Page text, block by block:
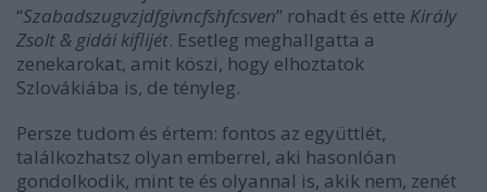
“Szabadszugvzjdfgivncfshfcsven” rohadt és ette Király
Zsolt & gidái kiflijét. Esetleg meghallgatta a
zenekarokat, amit köszi, hogy elhoztatok
Szlovákiába is, de tényleg.
Persze tudom és értem: fontos az együttlét,
találkozhatsz olyan emberrel, aki hasonlóan
gondolkodik, mint te és olyannal is, akik nem, zenét